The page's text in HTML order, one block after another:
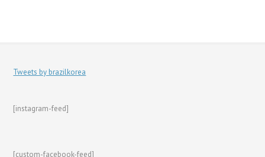
Tweets by brazilkorea
[instagram-feed]
[custom-facebook-feed]